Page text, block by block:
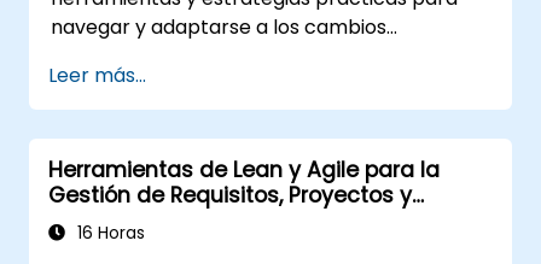
navegar y adaptarse a los cambios
autoridad formal para tomar decisiones. La
formación se centra en comprender la
naturaleza del cambio, gestionar las
reacciones personales y del equipo, y
mantener la productividad y la moral durante
las transiciones. Los participantes obtendrán
Leer más...
Herramientas de Lean y Agile para la
Gestión de Requisitos, Proyectos y
Procesos Bancarios
16 Horas